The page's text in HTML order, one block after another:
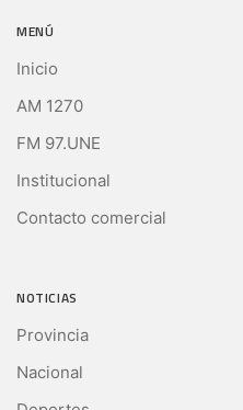
MENÚ
Inicio
AM 1270
FM 97.UNE
Institucional
Contacto comercial
NOTICIAS
Provincia
Nacional